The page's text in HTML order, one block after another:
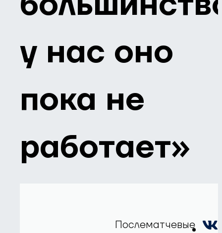
у нас оно
пока не
работает»
Послематчевые